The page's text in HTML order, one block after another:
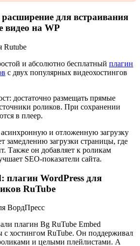
для встраивания
видео на WP
и абсолютно бесплатный плагин
с двух популярных видеохостингов
достаточно размещать прямые
роликов. При сохранении
в плеер.
и отложенную загрузку
замедлению загрузки страницы, где
Также он добавляет к роликам
SEO-показатели сайта.
плагин WordPress для
RuTube
плагин Bg RuTube Embed
с хостингом RuTube. Он поддерживал
и целыми плейлистами. А